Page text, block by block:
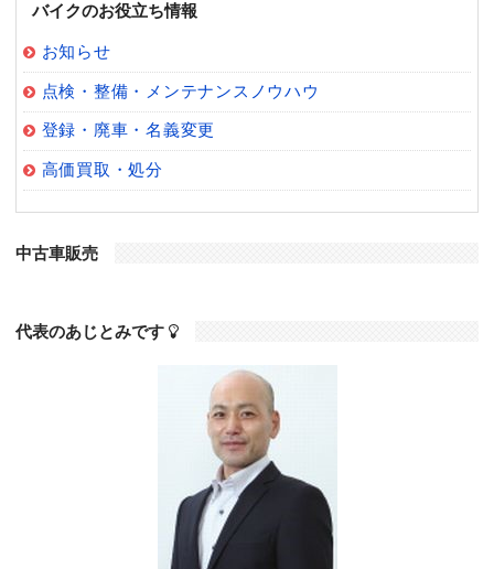
バイクのお役立ち情報
お知らせ
点検・整備・メンテナンスノウハウ
登録・廃車・名義変更
高価買取・処分
中古車販売
代表のあじとみです